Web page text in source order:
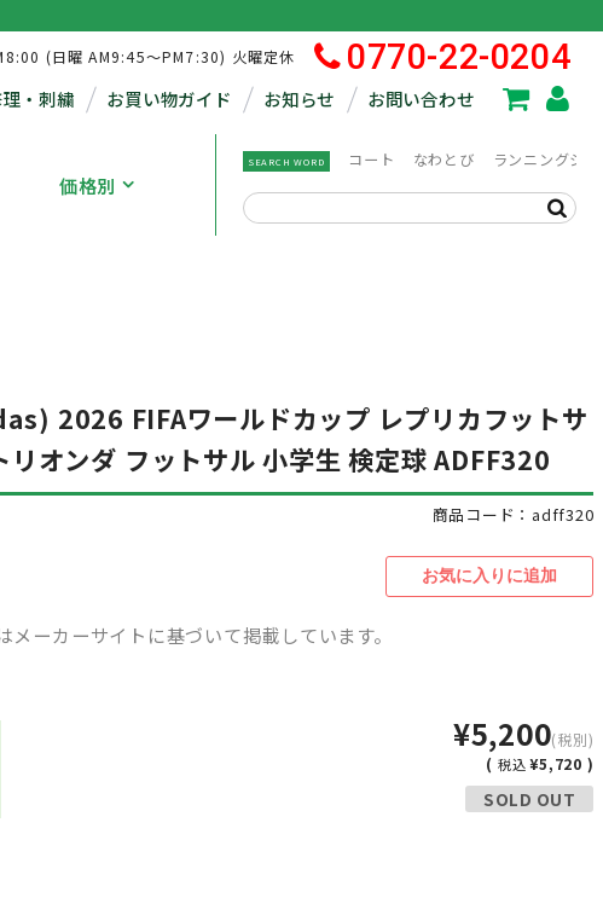
(日曜 AM9:45～PM7:30) 火曜定休
0770-22-0204
・刺繍 お買い物ガイド お知らせ お問い合わせ
価格別
SEARCH WORD コート なわとび ランニングシ
2026 FIFAワールドカップ レプリカフットサ
リオンダ フットサル 小学生 検定球 ADFF320
商品コード：adff320
メーカーサイトに基づいて掲載しています。
¥5,200(税別)
( 税込 ¥5,720 )
SOLD OUT